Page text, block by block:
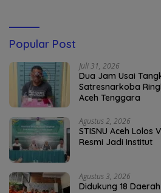
Popular Post
Juli 31, 2026
Dua Jam Usai
Satresnarkoba
Aceh Tenggara
Agustus 2, 2026
STISNU Aceh Lolos
Resmi Jadi Institut
Agustus 3, 2026
Didukung 18